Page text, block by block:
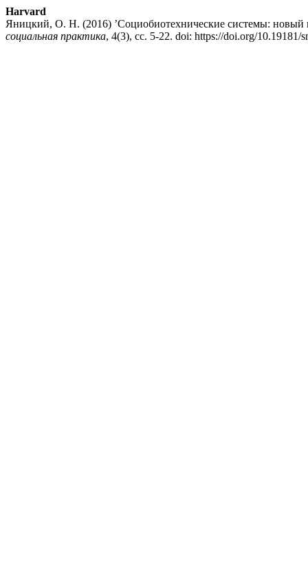
Harvard
Яницкий, О. Н. (2016) ’Социобиотехнические системы: новый
социальная практика, 4(3), сс. 5-22. doi: https://doi.org/10.19181/